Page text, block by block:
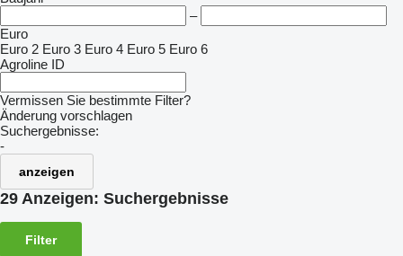
–
Euro
Euro 2 Euro 3 Euro 4 Euro 5 Euro 6
Agroline ID
Vermissen Sie bestimmte Filter?
Änderung vorschlagen
Suchergebnisse:
-
anzeigen
29 Anzeigen: Suchergebnisse
Filter